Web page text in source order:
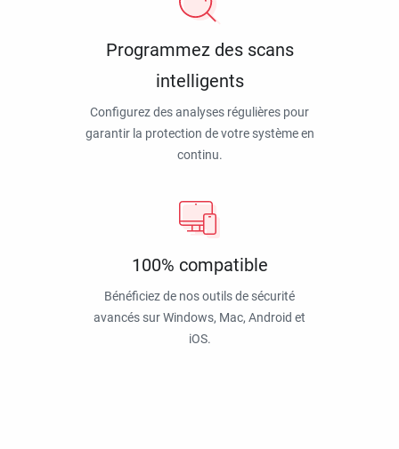
Programmez des scans
intelligents
Configurez des analyses régulières pour
garantir la protection de votre système en
continu.
100% compatible
Bénéficiez de nos outils de sécurité
avancés sur Windows, Mac, Android et
iOS.